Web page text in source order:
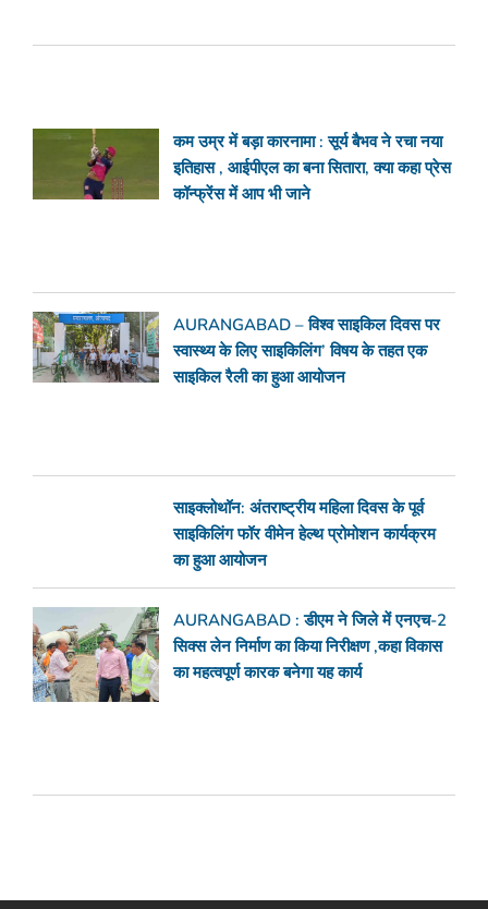
कम उम्र में बड़ा कारनामा : सूर्य बैभव ने रचा नया
इतिहास , आईपीएल का बना सितारा, क्या कहा प्रेस
कॉन्फ्रेंस में आप भी जाने
AURANGABAD – विश्व साइकिल दिवस पर
स्वास्थ्य के लिए साइकिलिंग’ विषय के तहत एक
साइकिल रैली का हुआ आयोजन
साइक्लोथॉन: अंतराष्ट्रीय महिला दिवस के पूर्व
साइकिलिंग फॉर वीमेन हेल्थ प्रोमोशन कार्यक्रम
का हुआ आयोजन
AURANGABAD : डीएम ने जिले में एनएच-2
सिक्स लेन निर्माण का किया निरीक्षण ,कहा विकास
का महत्वपूर्ण कारक बनेगा यह कार्य